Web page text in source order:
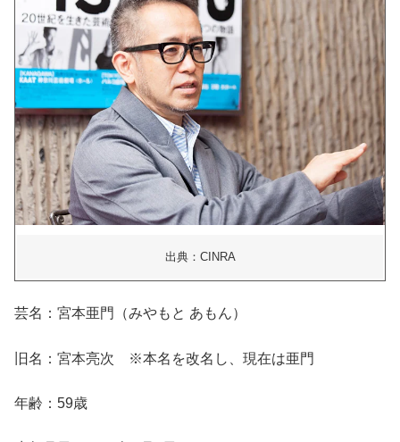
出典：CINRA
芸名：宮本亜門（みやもと あもん）
旧名：宮本亮次 ※本名を改名し、現在は亜門
年齢：59歳